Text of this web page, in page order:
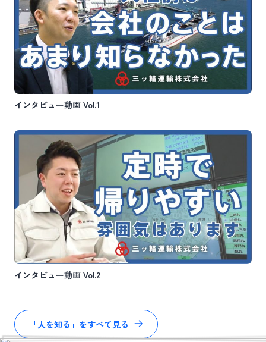
インタビュー動画 Vol.1
インタビュー動画 Vol.2
「人を知る」をすべて見る